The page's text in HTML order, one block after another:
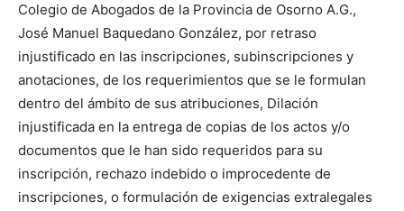
Colegio de Abogados de la Provincia de Osorno A.G.,
José Manuel Baquedano González, por retraso
injustificado en las inscripciones, subinscripciones y
anotaciones, de los requerimientos que se le formulan
dentro del ámbito de sus atribuciones, Dilación
injustificada en la entrega de copias de los actos y/o
documentos que le han sido requeridos para su
inscripción, rechazo indebido o improcedente de
inscripciones, o formulación de exigencias extralegales